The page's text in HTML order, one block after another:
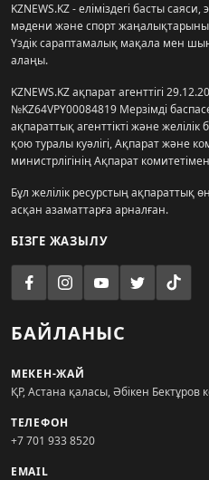
KZNEWS.KZ - еліміздегі басты
мәдени және спорт жаңалықтарының
Үздік сараптамалық мақала мен
алаңы.
KZNEWS.KZ ақпарат агенттігі
№KZ64VPY00084819 Мерзімді
ақпараттық агенттікті және
қою туралы куәлігі, Ақпарат және
министрлігінің Ақпарат
Бұл желілік ресурстың ақпараттық
асқан азаматтарға арналған.
БІЗГЕ ЖАЗЫЛУ
БАЙЛАНЫС
МЕКЕН-ЖАЙ
ҚР, Астана қаласы, Әбікен Бектұров
ТЕЛЕФОН
+7 701 933 8520
EMAIL